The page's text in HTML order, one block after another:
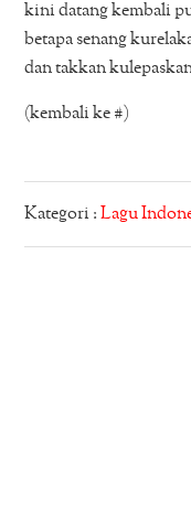
kini datang kembali
betapa senang
dan takkan
(kembali ke #)
Kategori :Lagu